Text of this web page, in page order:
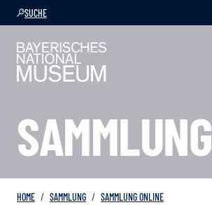
SUCHE
SAMMLUNG
HOME SAMMLUNG
SAMMLUNG ONLINE